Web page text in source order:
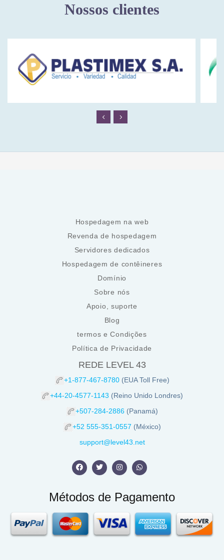
Nossos clientes
Hospedagem na web
Revenda de hospedagem
Servidores dedicados
Hospedagem de contêineres
Domínio
Sobre nós
Apoio, suporte
Blog
termos e Condições
Política de Privacidade
REDE LEVEL 43
+1-877-467-8780 (EUA Toll Free)
+44-20-4577-1143 (Reino Unido Londres)
+507-284-2886 (Panamá)
+52 555-351-0557 (México)
support@level43.net
Métodos de Pagamento